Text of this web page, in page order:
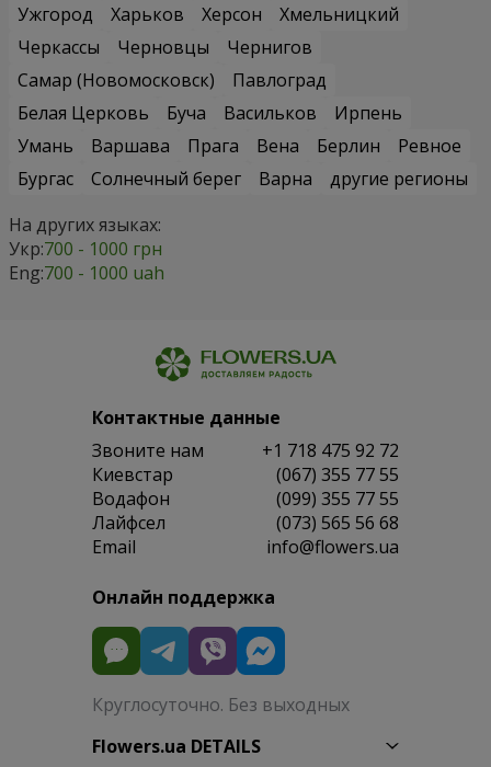
Ужгород
Харьков Херсон
Хмельницкий
Черкассы
Черновцы
Чернигов
Самар (Новомосковск)
Павлоград
Белая Церковь
Буча Васильков
Ирпень
Умань
Варшава Прага Вена Берлин
Ревное
Бургас
Солнечный берег Варна
другие регионы
На других языках:
Укр:700 - 1000 грн
Eng:700 - 1000 uah
Контактные данные
Звоните нам
+1 718 475 92 72
Киевстар
(067) 355 77 55
Водафон
(099) 355 77 55
Лайфсел
(073) 565 56 68
Email
info@flowers.ua
Онлайн поддержка
Круглосуточно. Без выходных
Flowers.ua DETAILS